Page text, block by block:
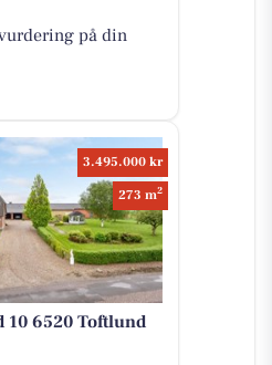
på din
3.495.000 kr
273 m2
10 6520 Toftlund